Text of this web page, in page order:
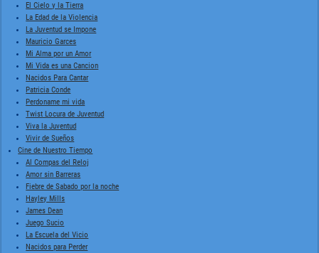
El Cielo y la Tierra
La Edad de la Violencia
La Juventud se Impone
Mauricio Garces
Mi Alma por un Amor
Mi Vida es una Cancion
Nacidos Para Cantar
Patricia Conde
Perdoname mi vida
Twist Locura de Juventud
Viva la Juventud
Vivir de Sueños
Cine de Nuestro Tiempo
Al Compas del Reloj
Amor sin Barreras
Fiebre de Sabado por la noche
Hayley Mills
James Dean
Juego Sucio
La Escuela del Vicio
Nacidos para Perder